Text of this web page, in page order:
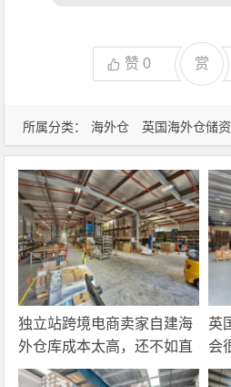
所属分类： 海外仓 英国海外仓储
赞0 赏
独立站跨境电商卖家自建海
外仓库成本太高，还不如直
接找第三方自营海外仓！
英
会
还